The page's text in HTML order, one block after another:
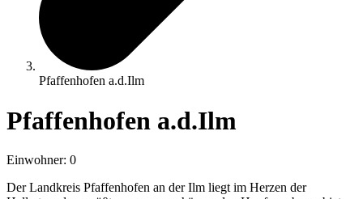
Pfaffenhofen a.d.Ilm
Pfaffenhofen a.d.Ilm
Einwohner: 0
Der Landkreis Pfaffenhofen an der Ilm liegt im Herzen der